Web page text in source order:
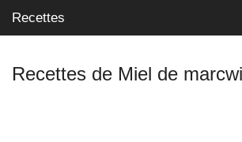
Recettes
Recettes de Miel de